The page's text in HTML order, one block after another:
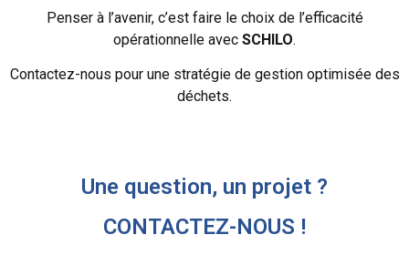
Penser à l’avenir, c’est faire le choix de l’efficacité
opérationnelle avec SCHILO.
Contactez-nous pour une stratégie de gestion optimisée des
déchets.
Une question, un projet ?
CONTACTEZ-NOUS !